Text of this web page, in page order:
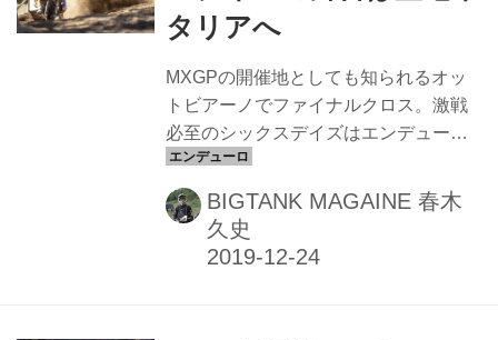
るので、さらに興味が湧いた方はそち
ターナショナルシックスデイズエンデ
ューロ フランス大会Day Recap - O...
タリアへ
MXGPの開催地としても知られるオッ
トビアーノでファイナルクロス。激戦
必至のシックスデイズはエンデューロ
の中心地北イタリアへ。 2020年の
ISDE=インターナショナルシックスデ
イズエンデューロ・イタリア大会を主
催する地元のモトクラブとイタリア協
BIGTANK MAGAINE 春木
久史